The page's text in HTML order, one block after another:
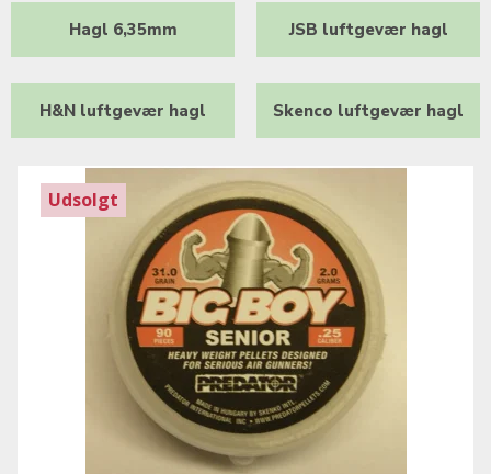
Hagl 6,35mm JSB luftgevær hagl
H&N luftgevær hagl Skenco luftgevær hagl
Udsolgt